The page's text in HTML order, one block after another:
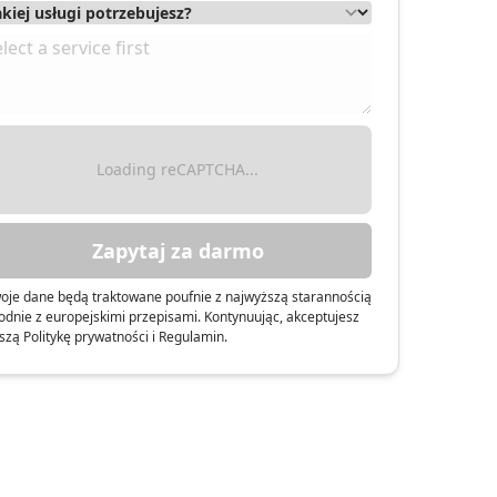
Loading reCAPTCHA...
Zapytaj za darmo
dane będą traktowane poufnie z najwyższą starannością
z europejskimi przepisami. Kontynuując, akceptujesz
Politykę prywatności i Regulamin.